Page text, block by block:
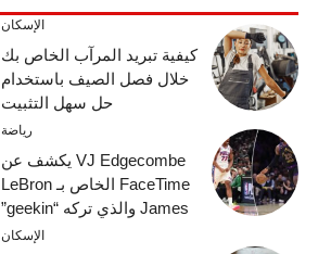
الإسكان
كيفية تبريد المرآب الخاص بك
خلال فصل الصيف باستخدام
حل سهل التثبيت
رياضة
VJ Edgecombe يكشف عن
FaceTime الخاص بـ LeBron
James والذي تركه “geekin”
الإسكان